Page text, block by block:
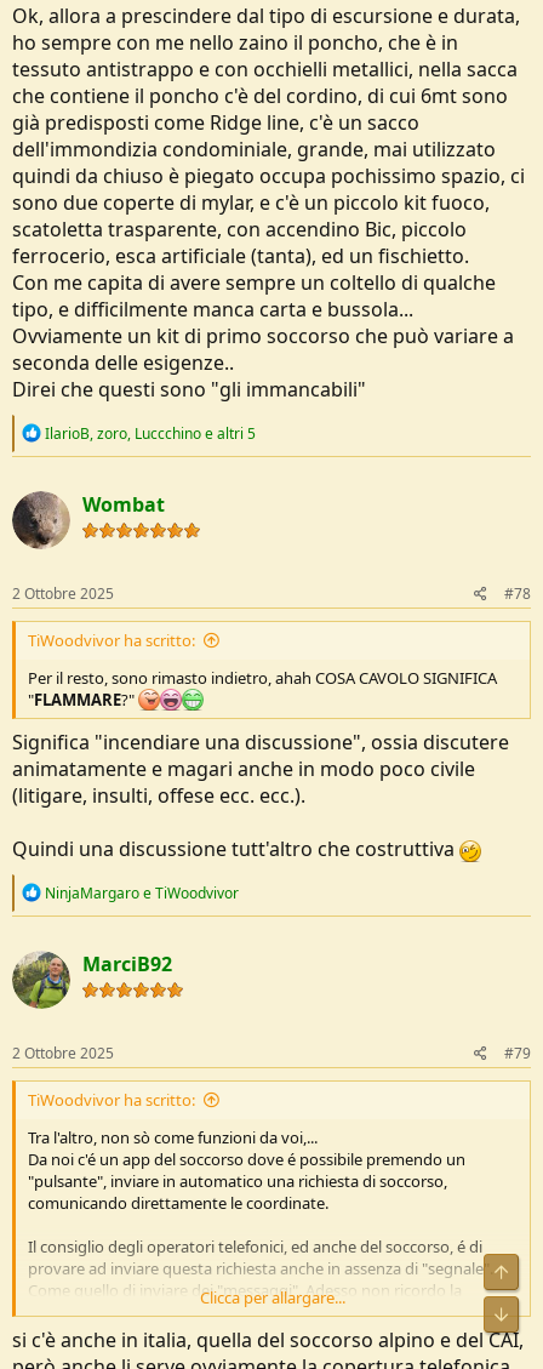
Ok, allora a prescindere dal tipo di escursione e durata,
ho sempre con me nello zaino il poncho, che è in
tessuto antistrappo e con occhielli metallici, nella sacca
che contiene il poncho c'è del cordino, di cui 6mt sono
già predisposti come Ridge line, c'è un sacco
dell'immondizia condominiale, grande, mai utilizzato
quindi da chiuso è piegato occupa pochissimo spazio, ci
sono due coperte di mylar, e c'è un piccolo kit fuoco,
scatoletta trasparente, con accendino Bic, piccolo
ferrocerio, esca artificiale (tanta), ed un fischietto.
Con me capita di avere sempre un coltello di qualche
tipo, e difficilmente manca carta e bussola...
Ovviamente un kit di primo soccorso che può variare a
seconda delle esigenze..
Direi che questi sono "gli immancabili"
R
c
t
i
o
s
:
IlarioB,zoro, Luccchinoe altri 5
Wombat
2 Ottobre 2025 #78
TiWoodvivor ha scritto:
Per il resto, sono rimasto indietro, ahah COSA CAVOLO SIGNIFICA
"FLAMMARE?"
Significa "incendiare una discussione", ossia discutere
animatamente e magari anche in modo poco civile
(litigare, insulti, offese ecc. ecc.).
Quindi una discussione tutt'altro che costruttiva
R
c
t
i
o
s
:
NinjaMargaroeTiWoodvivor
MarciB92
2 Ottobre 2025 #79
TiWoodvivor ha scritto:
Tra l'altro, non sò come funzioni da voi,...
Da noi c'é un app del soccorso dove é possibile premendo un
"pulsante", inviare in automatico una richiesta di soccorso,
comunicando direttamente le coordinate.
Il consiglio degli operatori telefonici, ed anche del soccorso, é di
provare ad inviare questa richiesta anche in assenza di "segnale".
Come quello di inviare dei "messaggi". Adesso non ricordo la
questione "tecnica", sò solo che capita spesso che anche da zone
senza copertura dei messaggi arrivino a "segno". In ogni caso in
situazioni di crisi, tanto vale provare.
Clicca per allargare...
si c'è anche in italia, quella del soccorso alpino e del CAI,
Alto